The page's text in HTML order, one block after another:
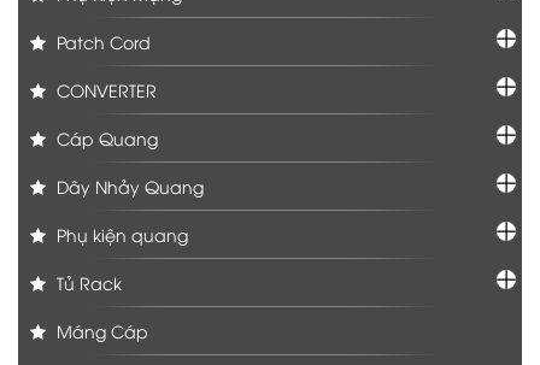
Patch Cord
CONVERTER
Cáp Quang
Dây Nhảy Quang
Phụ kiện quang
Tủ Rack
Máng Cáp